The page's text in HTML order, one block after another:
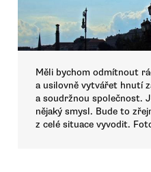
Měli bychom odmítnout
a usilovně vytvářet hnutí
a soudržnou společnost.
nějaký smysl. Bude to
z celé situace vyvodit.